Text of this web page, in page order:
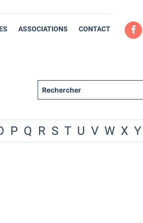
ASSOCIATIONS CONTACT
P Q R S T U V W X Y